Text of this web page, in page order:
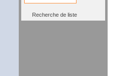
Recherche de liste